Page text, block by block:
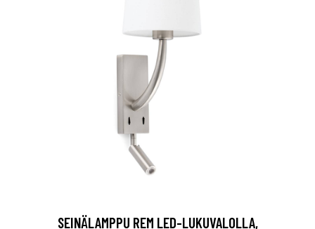
SEINÄLAMPPU REM LED-LUKUVALOLLA,